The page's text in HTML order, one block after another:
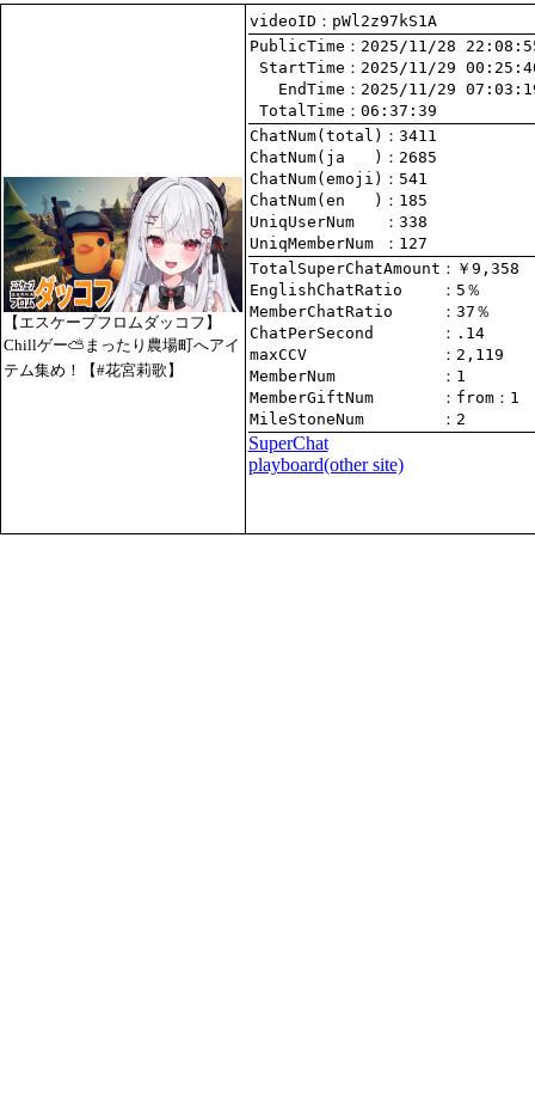
【エスケープフロムダッコフ】
Chillゲー⛅まったり農場町へアイ
テム集め！【#花宮莉歌】
videoID：pWl2z97kS1A
PublicTime
StartTime
   EndTime
TotalTime ：06:37:39
ChatNum(total)
ChatNum(ja   )
ChatNum(emoji)
ChatNum(en   )
UniqUserNum
：338
UniqMemberNum
：127
TotalSuperChatAmount
EnglishChatRatio
MemberChatRatio
ChatPerSecond
maxCCV
：2,119
MemberNum
：1
MemberGiftNum
： from ：1
MileStoneNum
：2
SuperChat
playboard(other site)